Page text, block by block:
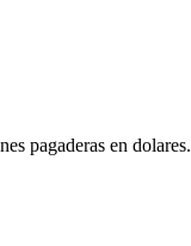
pagaderas en dolares.